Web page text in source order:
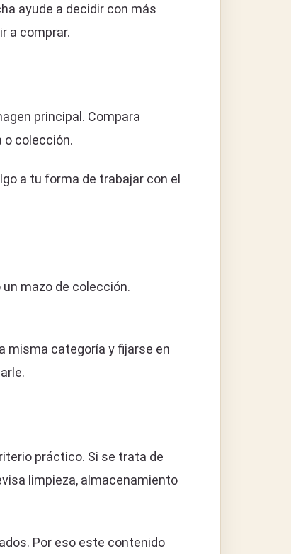
ayude a decidir con más
a comprar.
principal. Compara
o colección.
a tu forma de trabajar con el
mazo de colección.
misma categoría y fijarse en
práctico. Si se trata de
limpieza, almacenamiento
Por eso este contenido